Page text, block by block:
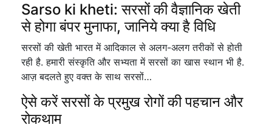
Sarso ki kheti: सरसों की वैज्ञानिक खेती
से होगा बंपर मुनाफा, जानिये क्या है विधि
सरसों की खेती भारत में आदिकाल से अलग-अलग तरीकों से होती
रही है. हमारी संस्कृति और सभ्यता में सरसों का खास स्थान भी है.
आज़ बदलते हुए वक्त के साथ सरसों…
ऐसे करें सरसों के प्रमुख रोगों की पहचान और
रोकथाम